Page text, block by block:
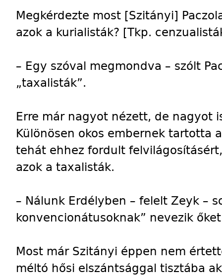
Megkérdezte most [Szitányi]
azok a kurialisták? [Tkp.
– Egy szóval megmondva – szólt
„taxalisták”.
Erre már nagyot nézett, de nagyot
Különösen okos embernek tartotta
tehát ehhez fordult
azok a taxalisták.
– Nálunk Erdélyben – felelt Zeyk –
konvencionátusoknak” nevezik
Most már Szitányi éppen nem
méltó hősi elszántsággal tisztába